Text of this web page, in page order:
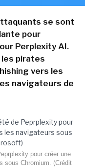
se sont
pour
Perplexity AI.
les pirates
vers les
navigateurs de
pour créer une
sous Chromium. (Crédit